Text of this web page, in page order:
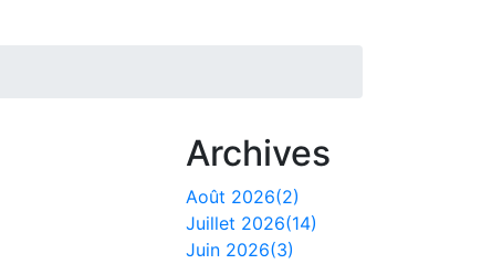
Archives
Août 2026(2)
Juillet 2026(14)
Juin 2026(3)